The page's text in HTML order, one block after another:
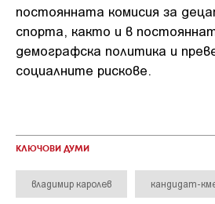
постоянната комисия за
спорта, както и в
демографска политика и
социалните рискове.
КЛЮЧОВИ ДУМИ
владимир каролев кандидат-